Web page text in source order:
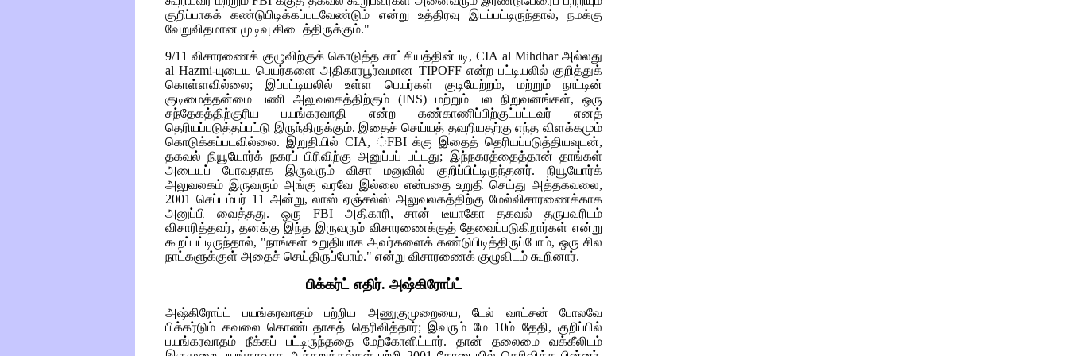
குறிப்பாகக் கண்டுபிடிக்கப்படவேண்டும் என்று உத்திரவு இடப்பட்டிருந்தால், நமக்கு
வேறுவிதமான முடிவு கிடைத்திருக்கும்."
9/11 விசாரணைக் குழுவிற்குக் கொடுத்த சாட்சியத்தின்படி,CIA al Mihdharஅல்லது
al Hazmi-யுடைய பெயர்களை அதிகாரபூர்வமான TIPOFF என்ற பட்டியலில் குறித்துக்
கொள்ளவில்லை; இப்பட்டியலில் உள்ள பெயர்கள் குடியேற்றம், மற்றும் நாட்டின்
குடிமைத்தன்மை பணி அலுவலகத்திற்கும்(INS) மற்றும் பல நிறுவனங்கள், ஒரு
சந்தேகத்திற்குரிய பயங்கரவாதி என்ற கண்காணிப்பிற்குட்பட்டவர் எனத்
தெரியப்படுத்தப்பட்டு இருந்திருக்கும். இதைச் செய்யத் தவறியதற்கு எந்த விளக்கமும்
கொடுக்கப்படவில்லை. இறுதியில் CIA, ்FBIக்கு இதைத் தெரியப்படுத்தியவுடன்,
தகவல் நியூயோர்க் நகரப் பிரிவிற்கு அனுப்பப் பட்டது; இந்நகரத்தைத்தான் தாங்கள்
அடையப் போவதாக இருவரும் விசா மனுவில் குறிப்பிட்டிருந்தனர். நியூயோர்க்
அலுவலகம் இருவரும் அங்கு வரவே இல்லை என்பதை உறுதி செய்து அத்தகவலை,
2001 செப்டம்பர் 11 அன்று, லாஸ் ஏஞ்சல்ஸ் அலுவலகத்திற்கு மேல்விசாரணைக்காக
அனுப்பி வைத்தது. ஒரு FBI அதிகாரி, சான் டீயாகோ தகவல் தருபவரிடம்
விசாரித்தவர், தனக்கு இந்த இருவரும் விசாரணைக்குத் தேவைப்படுகிறார்கள் என்று
கூறப்பட்டிருந்தால், "நாங்கள் உறுதியாக அவர்களைக் கண்டுபிடித்திருப்போம், ஒரு சில
நாட்களுக்குள் அதைச் செய்திருப்போம்." என்று விசாரணைக் குழுவிடம் கூறினார்.
பிக்கர்ட் எதிர். அஷ்கிரோப்ட்
அஷ்கிரோப்ட் பயங்கரவாதம் பற்றிய அணுகுமுறையை, டேல் வாட்சன் போலவே
பிக்கர்டும் கவலை கொண்டதாகத் தெரிவித்தார்; இவரும் மே 10ம் தேதி, குறிப்பில்
பயங்கரவாதம் நீக்கப் பட்டிருந்ததை மேற்கோளிட்டார். தான் தலைமை வக்கீலிடம்